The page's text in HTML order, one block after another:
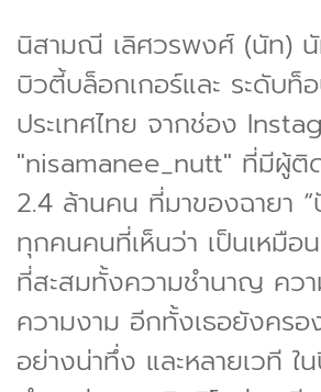
นิสามณี เลิศวรพงศ์ (นัท)
บิวตี้บล็อกเกอร์และ ระดับท็
ประเทศไทย จากช่อง
"nisamanee_nutt" ที่มีผู้ติ
2.4 ล้านคน ที่มาของฉายา
ทุกคนคนที่เห็นว่า เป็นเหมื
ที่สะสมทั้งความชำนาญ คว
ความงาม อีกทั้งเธอยังครอ
อย่างน่าทึ่ง และหลายเวที ใ